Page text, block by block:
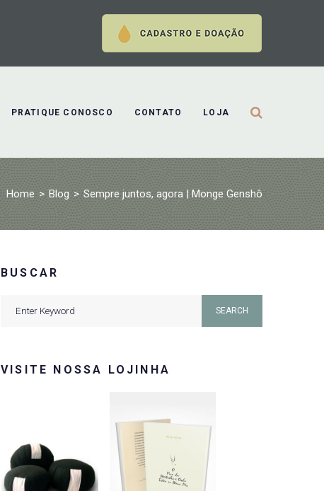
PRATIQUE CONOSCO CONTATO LOJA
Home > Blog > Sempre juntos, agora | Monge Genshô
BUSCAR
SEARCH
VISITE NOSSA LOJINHA